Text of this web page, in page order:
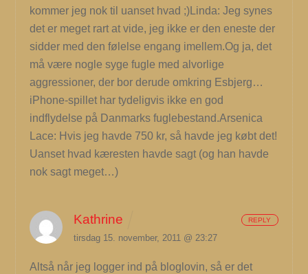
kommer jeg nok til uanset hvad ;)Linda: Jeg synes
det er meget rart at vide, jeg ikke er den eneste der
sidder med den følelse engang imellem.Og ja, det
må være nogle syge fugle med alvorlige
aggressioner, der bor derude omkring Esbjerg…
iPhone-spillet har tydeligvis ikke en god
indflydelse på Danmarks fuglebestand.Arsenica
Lace: Hvis jeg havde 750 kr, så havde jeg købt det!
Uanset hvad kæresten havde sagt (og han havde
nok sagt meget…)
Kathrine
tirsdag 15. november, 2011 @ 23:27
Altså når jeg logger ind på bloglovin, så er det
REPLY